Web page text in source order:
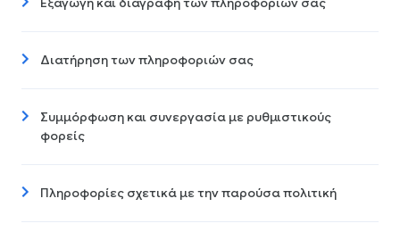
Διατήρηση των πληροφοριών σας
Συμμόρφωση και συνεργασία με ρυθμιστικούς
φορείς
Πληροφορίες σχετικά με την παρούσα πολιτική